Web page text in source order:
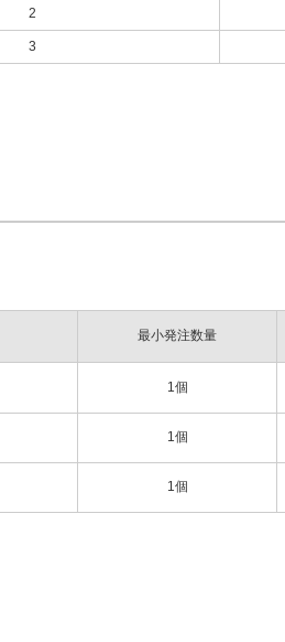
2
3
最小発注数量
1個
1個
1個